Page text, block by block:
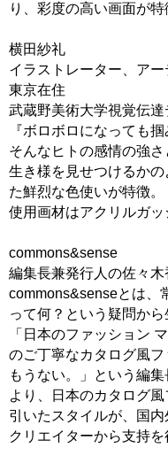
り、彩度の高い画面が特
横田紗礼
イラストレーター、ア
東京在住
武蔵野美術大学視覚伝
『ボロボロになっても
そんなヒトの感情の強さ
生き様を見せつけるか
た鮮烈な色使いが特徴。
使用画材はアクリルガッ
commons&sense
編集長兼発行人の佐々木
commons&senseとは、
って何？という疑問か
「日本のファッション
のご丁寧なカタログ風
もうない。」という編
より、日本のカタログ
引いたスタイルが、国
クリエイターから支持を